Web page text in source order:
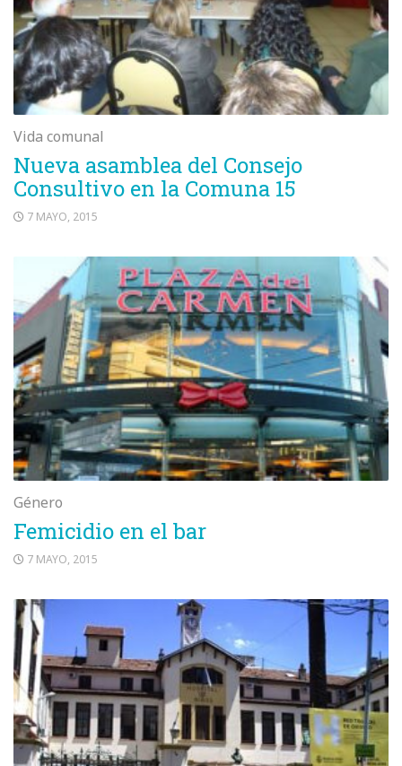
Vida comunal
Nueva asamblea del Consejo
Consultivo en la Comuna 15
7 MAYO, 2015
Género
Femicidio en el bar
7 MAYO, 2015